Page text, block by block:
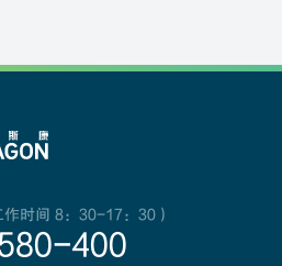
作时间 8：30-17：30）
400